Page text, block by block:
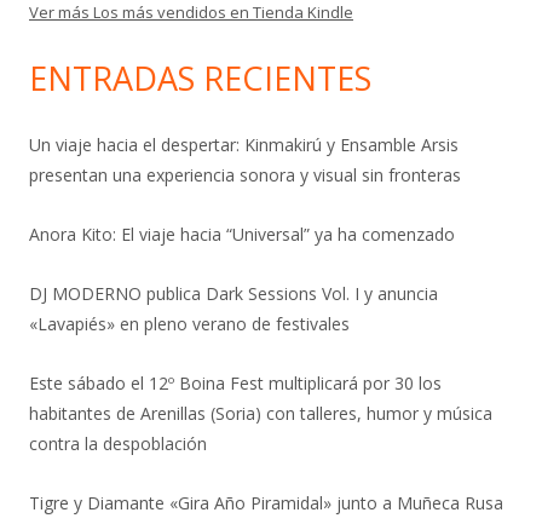
Ver más Los más vendidos en Tienda Kindle
ENTRADAS RECIENTES
Un viaje hacia el despertar: Kinmakirú y Ensamble Arsis
presentan una experiencia sonora y visual sin fronteras
Anora Kito: El viaje hacia “Universal” ya ha comenzado
DJ MODERNO publica Dark Sessions Vol. I y anuncia
«Lavapiés» en pleno verano de festivales
Este sábado el 12º Boina Fest multiplicará por 30 los
habitantes de Arenillas (Soria) con talleres, humor y música
contra la despoblación
Tigre y Diamante «Gira Año Piramidal» junto a Muñeca Rusa